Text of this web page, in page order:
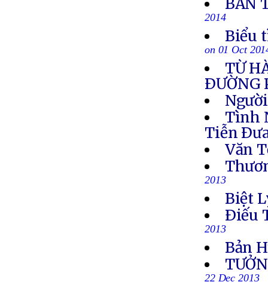
BẢN
2014
Biểu
on 01 Oct
TỪ
ÐƯỜNG
Tình
Tiễn
Văn
2013
Biệt
Ðiếu
2013
Bản
22 Dec 2013